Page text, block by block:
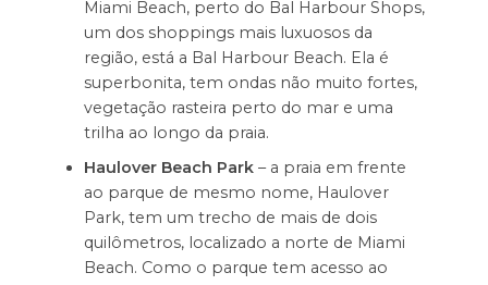
Miami Beach, perto do Bal Harbour Shops,
um dos shoppings mais luxuosos da
região, está a Bal Harbour Beach. Ela é
superbonita, tem ondas não muito fortes,
vegetação rasteira perto do mar e uma
trilha ao longo da praia.
Haulover Beach Park– a praia em frente
ao parque de mesmo nome, Haulover
Park, tem um trecho de mais de dois
quilômetros, localizado a norte de Miami
Beach. Como o parque tem acesso ao